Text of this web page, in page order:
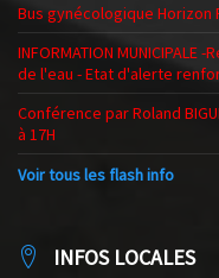
Bus gynécologique Horizon
INFORMATION
de l'eau - Etat d'alerte
Conférence par Roland
à 17H
Voir tous les flash info
INFOS LOCALES